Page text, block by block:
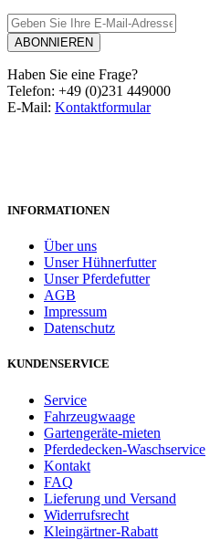
ABONNIEREN
Haben Sie eine Frage?
Telefon: +49 (0)231 449000
E-Mail: Kontaktformular
INFORMATIONEN
Über uns
Unser Hühnerfutter
Unser Pferdefutter
AGB
Impressum
Datenschutz
KUNDENSERVICE
Service
Fahrzeugwaage
Gartengeräte-mieten
Pferdedecken-Waschservice
Kontakt
FAQ
Lieferung und Versand
Widerrufsrecht
Kleingärtner-Rabatt